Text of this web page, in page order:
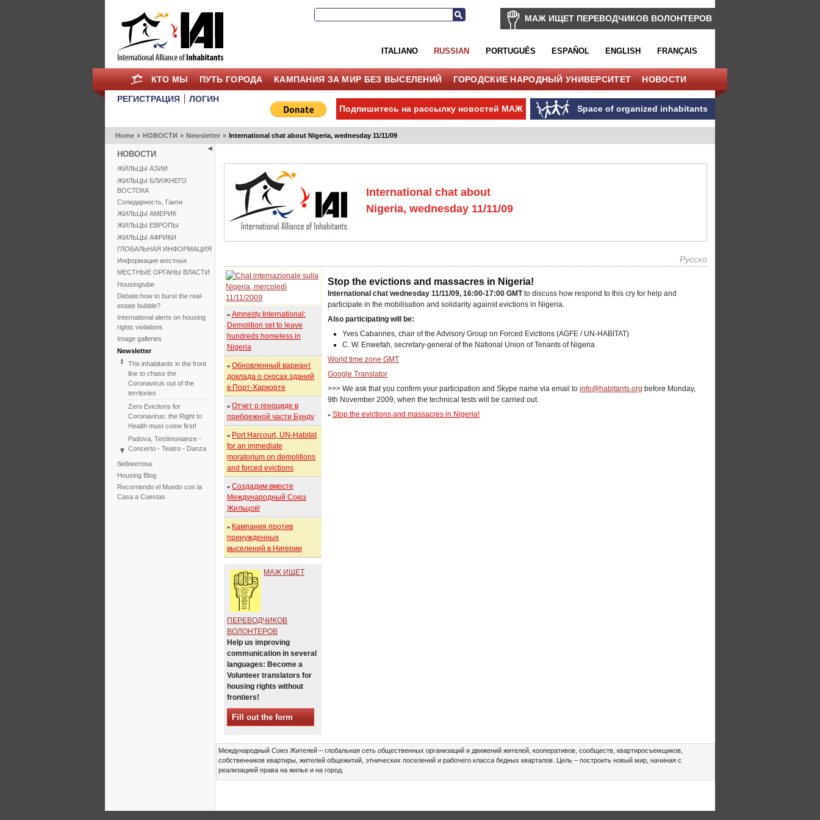
МАЖ ИЩЕТ ПЕРЕВОДЧИКОВ ВОЛОНТЕРОВ
ITALIANO RUSSIAN PORTUGUÊS ESPAÑOL ENGLISH FRANÇAIS
КТО МЫ ПУТЬ ГОРОДА КАМПАНИЯ ЗА МИР БЕЗ ВЫСЕЛЕНИЙ ГОРОДСКИЕ НАРОДНЫЙ УНИВЕРСИТЕТ НОВОСТИ
РЕГИСТРАЦИЯ
ЛОГИН
Space of organized inhabitants
Подпишитесь на рассылку новостей МАЖ
Home » НОВОСТИ » Newsletter » International chat about Nigeria, wednesday 11/11/09
НОВОСТИ
ЖИЛЬЦЫ АЗИИ
ЖИЛЬЦЫ БЛИЖНЕГО
ВОСТОКА
Солидарность, Гаити
ЖИЛЬЦЫ АМЕРИК
ЖИЛЬЦЫ ЕВРОПЫ
ЖИЛЬЦЫ АФРИКИ
ГЛОБАЛЬНАЯ ИНФОРМАЦИЯ
Информация местных
МЕСТНЫЕ ОРГАНЫ ВЛАСТИ
Housingtube
Debate:how to burst the real-
estate bubble?
International alerts on housing
rights violations
Image galleries
Newsletter
The inhabitants in the front
line to chase the
Coronavirus out of the
territories
Zero Evictions for
Coronavirus: the Right to
Health must come first!
Padova, Testimonianze -
Concerto - Teatro - Danza
del diritto alla casa
COP25, the International
Tribunal on Evictions re-
библиотека
Housing Blog
Recorriendo el Mundo con la
Casa a Cuestas
International chat about
Nigeria, wednesday 11/11/09
Русско
»Amnesty International:
Demolition set to leave
hundreds homeless in
Nigeria
»Обновленный вариант
доклада о сносах зданий
в Порт-Харкорте
»Отчет о геноциде в
прибрежной части Бунду
» Port Harcourt, UN-Habitat
for an immediate
moratorium on demolitions
and forced evictions
»Создадим вместе
Международный Союз
Жильцов!
» Кампания против
принужденных
выселений в Нигерии
МАЖ ИЩЕТ
ПЕРЕВОДЧИКОВ
ВОЛОНТЕРОВ
Help us improving
communication in several
languages: Become a
Volunteer translators for
housing rights without
frontiers!
Fill out the form
Stop the evictions and massacres in Nigeria!
International chat wednesday 11/11/09, 16:00-17:00 GMTto discuss how respond to this cry for help and
participate in the mobilisation and solidarity against evictions in Nigeria.
Also participating will be:
Yves Cabannes, chair of the Advisory Group on Forced Evictions (AGFE / UN-HABITAT)
C. W. Enwefah, secretary-general of the National Union of Tenants of Nigeria
World time zone GMT
Google Translator
>>> We ask that you confirm your participation and Skype name via email toinfo@habitants.org before Monday,
9th November 2009, when the technical tests will be carried out.
»Stop the evictions and massacres in Nigeria!
Международный Союз Жителей – глобальная сеть общественных организаций и движений жителей, кооперативов, сообществ, квартиросъемщиков,
собственников квартиры, жителей общежитий, этнических поселений и рабочего класса бедных кварталов. Цель – построить новый мир, начиная с
реализацией права на жилье и на город.